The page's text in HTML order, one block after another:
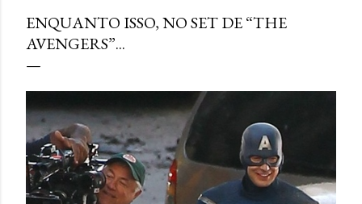
ENQUANTO ISSO, NO SET DE “THE
AVENGERS”...